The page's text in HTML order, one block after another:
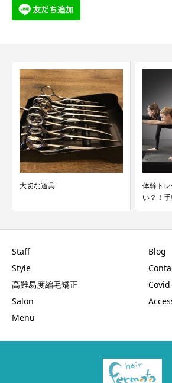
大切な道具
体幹ト
い？！
Staff
Style
高難易度縮毛矯正
Salon
Menu
Blog